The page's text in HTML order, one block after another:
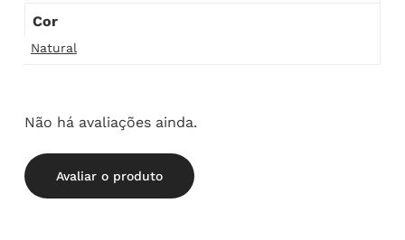
Cor
Natural
Não há avaliações ainda.
Avaliar o produto